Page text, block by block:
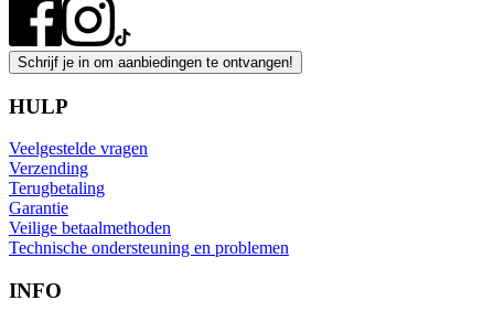
Schrijf je in om aanbiedingen te ontvangen!
HULP
Veelgestelde vragen
Verzending
Terugbetaling
Garantie
Veilige betaalmethoden
Technische ondersteuning en problemen
INFO